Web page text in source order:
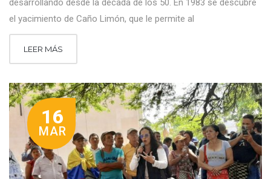
desarrollando desde la década de los 50. En 1983 se descubre
el yacimiento de Caño Limón, que le permite al
LEER MÁS
16
MAR